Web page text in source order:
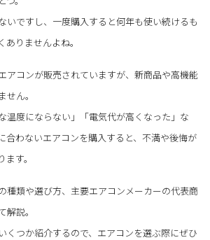
いですし、一度購入すると何年も使い続けるも
りませんよね。
アコンが販売されていますが、新商品や高機能
ん。
温度にならない」「電気代が高くなった」な
合わないエアコンを購入すると、不満や後悔が
す。
種類や選び方、主要エアコンメーカーの代表商
説。
くつか紹介するので、エアコンを選ぶ際にぜひ